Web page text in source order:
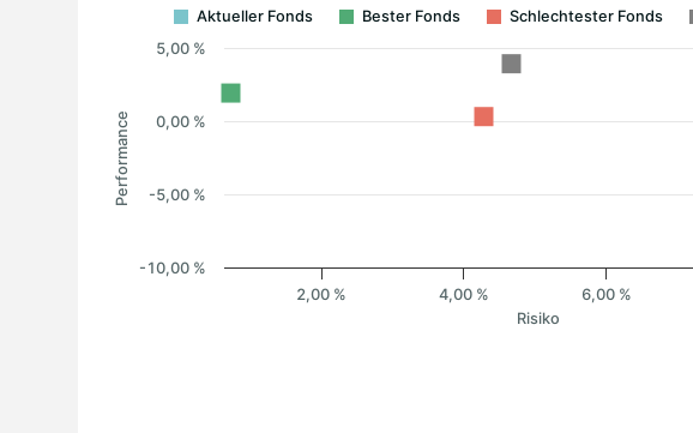
Risiko
Performance
Aktueller Fonds Bester Fonds Schlechtester Fonds
2,00 % 4,00 % 6,00 %
0,00 %
-10,00 %
-5,00 %
5,00 %